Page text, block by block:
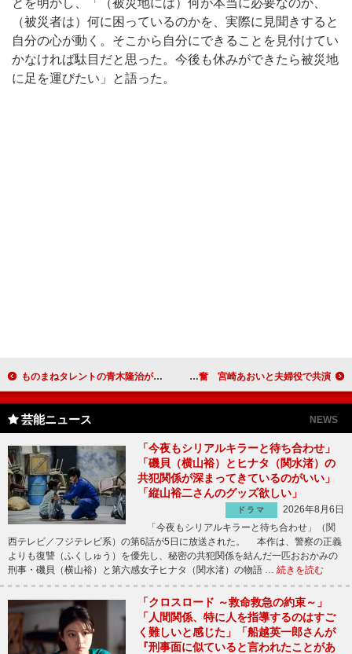
とを明かし、「（被災地には）何が本当に必要なのか、
（被災者は）何に困っているのかを、実際に見聞きすると
自分の心が動く。そこから自分にできることを見付けてい
かなければ駄目だと思った。今後も休みができたら被災地
に足を運びたい」と語った。
ものまねタレントの青木隆治がオリジナル曲ＣＤを発売 オリジナルでも人々を魅了する素晴らしい歌唱力 櫻井翔、リムジンでの登場に興奮 宮崎あおいと夫婦役で共演
芸能ニュース NEWS
「今夜もシリアルキラーと待ち合わせ」
「磯貝（横山裕）とヒナタ（関水渚）の
共犯関係が深まってきているのがいい」
「縦山裕二さんのグッズ欲しい」
ドラマ
2026年8月6日
「今夜もシリアルキラーと待ち合わせ」（関
西テレビ／フジテレビ系）の第6話が5日に放送された。 本作は、警察の正義
よりも復讐（ふくしゅう）を優先し、秘密の共犯関係を結んだ一匹おおかみの
刑事・磯貝（横山裕）と第六感女子ヒナタ（関水渚）の物語 … 続きを読む
「クロスロード ～救命救急の約束～」
「人間関係、特に人を指導するのはすご
く難しいと感じた」「船越英一郎さんが
『刑事面に似ていると言われたことがあ